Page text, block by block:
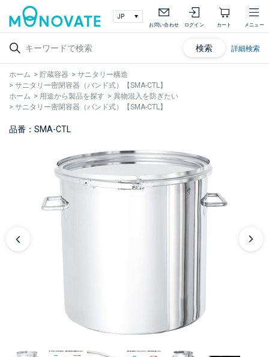
お問い合わせ ログイン カート メニュー
検索 詳細検索
ホーム > 貯蔵容器 > サニタリー構造
> サニタリー密閉容器（バンド式）【SMA-CTL】
ホーム > 用途から製品を探す > 異物混入を防ぎたい
> サニタリー密閉容器（バンド式）【SMA-CTL】
品番：SMA-CTL